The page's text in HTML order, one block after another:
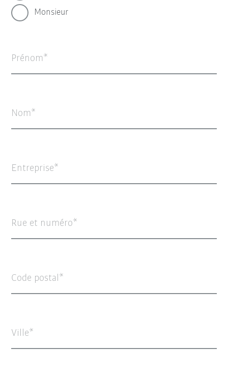
Monsieur
Prénom
Nom
Entreprise
Rue et numéro
Code postal
Ville